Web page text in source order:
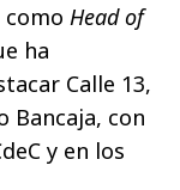
Head of
ha
Calle 13,
Bancaja, con
y en los